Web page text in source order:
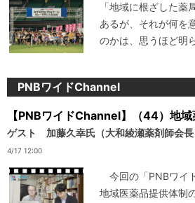
「地域に根ざした
あるが、それが何を
のかは、思うほど明
PNBワイドChannel
【PNBワイドChannel】（44）地
ゲスト 加藤久幸氏（大和綾瀬薬剤師会長
4/17 12:00
今回の「PNBワイ
地域医薬品提供体制